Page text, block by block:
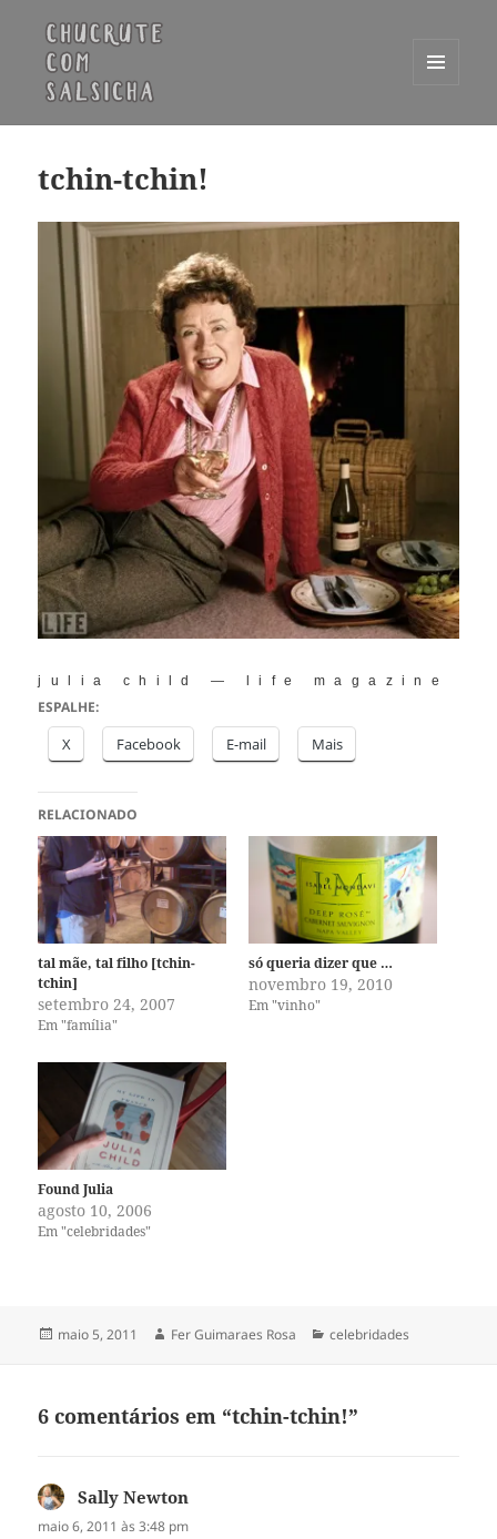
WIDGETS
tchin-tchin!
julia child — life magazine
ESPALHE:
X Facebook E-mail Mais
RELACIONADO
tal mãe, tal filho [tchin-
tchin]
setembro 24, 2007
Em "família"
só queria dizer que …
novembro 19, 2010
Em "vinho"
Found Julia
agosto 10, 2006
Em "celebridades"
Publicado
maio 5, 2011 Autor
Fer Guimaraes Rosa Categorias
celebridades
6 comentários em “tchin-tchin!”
Sally Newton
maio 6, 2011 às 3:48 pm